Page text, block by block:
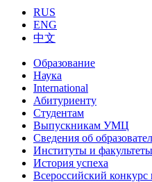
RUS
ENG
中文
Образование
Наука
International
Абитуриенту
Студентам
Выпускникам УМЦ
Сведения об
Институты и факультеты
История успеха
Всероссийский